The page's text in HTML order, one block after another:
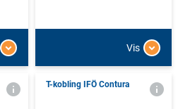
Vis
T-kobling IFÖ Contura